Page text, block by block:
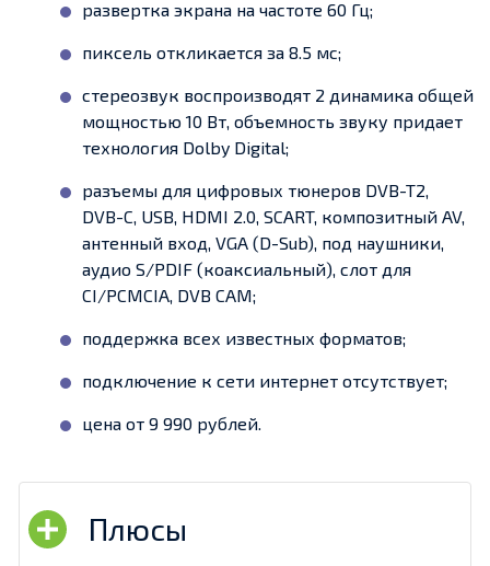
развертка экрана на частоте 60 Гц;
пиксель откликается за 8.5 мс;
стереозвук воспроизводят 2 динамика общей
мощностью 10 Вт, объемность звуку придает
технология Dolby Digital;
разъемы для цифровых тюнеров DVB-T2,
DVB-C, USB, HDMI 2.0, SCART, композитный AV,
антенный вход, VGA (D-Sub), под наушники,
аудио S/PDIF (коаксиальный), слот для
CI/PCMCIA, DVB CAM;
поддержка всех известных форматов;
подключение к сети интернет отсутствует;
цена от 9 990 рублей.